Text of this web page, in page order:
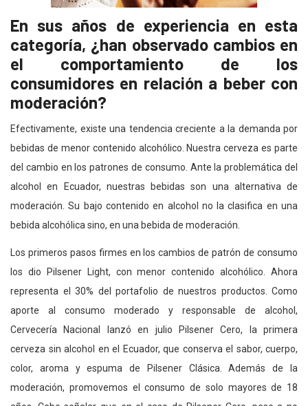
En sus años de experiencia en esta
categoría, ¿han observado cambios en
el comportamiento de los
consumidores en relación a beber con
moderación?
Efectivamente, existe una tendencia creciente a la demanda por
bebidas de menor contenido alcohólico. Nuestra cerveza es parte
del cambio en los patrones de consumo. Ante la problemática del
alcohol en Ecuador, nuestras bebidas son una alternativa de
moderación. Su bajo contenido en alcohol no la clasifica en una
bebida alcohólica sino, en una bebida de moderación.
Los primeros pasos firmes en los cambios de patrón de consumo
los dio Pilsener Light, con menor contenido alcohólico. Ahora
representa el 30% del portafolio de nuestros productos. Como
aporte al consumo moderado y responsable de alcohol,
Cervecería Nacional lanzó en julio Pilsener Cero, la primera
cerveza sin alcohol en el Ecuador, que conserva el sabor, cuerpo,
color, aroma y espuma de Pilsener Clásica. Además de la
moderación, promovemos el consumo de solo mayores de 18